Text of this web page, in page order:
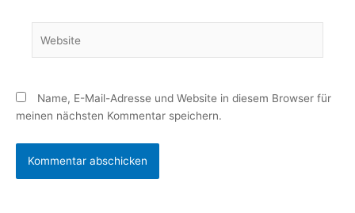
Name, E-Mail-Adresse und Website in diesem Browser für
meinen nächsten Kommentar speichern.